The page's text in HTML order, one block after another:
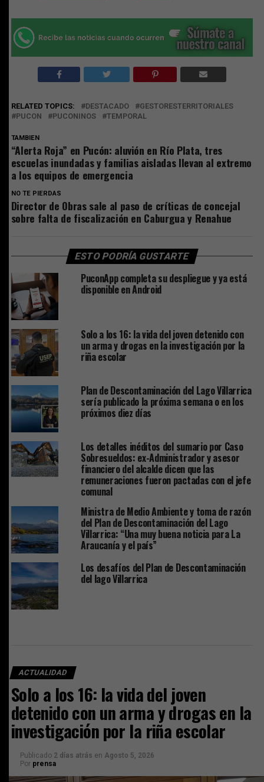
RELATED TOPICS: DESTACADO
GESTORESTERRITORIALES
PUCON
PUCONINOS TEMPORAL
TAMBIEN
“Alerta Roja” en Pucón: aluvión en Río Plata, tres
escuelas inundadas y familias aisladas llevan al extremo
a los equipos de emergencia
NO TE PIERDAS
Director de Obras sale al paso de críticas de concejal
sobre falta de fiscalización en Caburgua y Renahue
ESTO PODRÍA GUSTARTE
PuconApp completa su despliegue y ya está
disponible en Android
Solo a los 16: la vida del joven detenido con
un arma y drogas en la investigación por la
riña escolar
Plan de Descontaminación del Lago Villarrica
sería publicado la próxima semana o en los
próximos diez días
Los detalles inéditos del sumario por Caso
Sobresueldos: ex-Administrador y asesor
financiero del alcalde dicen que las
remuneraciones fueron pactadas con el jefe
comunal
Ministra de Medio Ambiente y toma de razón
del Plan de Descontaminación del Lago
Villarrica: “Una muy buena noticia para La
Araucanía y el país”
Los desafíos del Plan de Descontaminación
del lago Villarrica
ACTUALIDAD
Solo a los 16: la vida del joven
detenido con un arma y drogas en la
investigación por la riña escolar
Publicado 2 días atrás en Agosto 5, 2026
Por prensa